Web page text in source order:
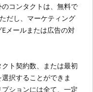
コンタクトは、無料で
だし、マーケティング
メールまたは広告の対
ト契約数、または最初
択することができま
ションには全て、一定